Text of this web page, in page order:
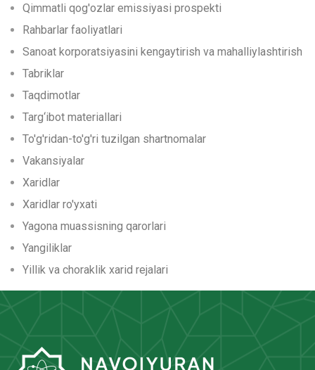
Qimmatli qog'ozlar emissiyasi prospekti
Rahbarlar faoliyatlari
Sanoat korporatsiyasini kengaytirish va mahalliylashtirish
Tabriklar
Taqdimotlar
Targ‘ibot materiallari
To'g'ridan-to'g'ri tuzilgan shartnomalar
Vakansiyalar
Xaridlar
Xaridlar ro'yxati
Yagona muassisning qarorlari
Yangiliklar
Yillik va choraklik xarid rejalari